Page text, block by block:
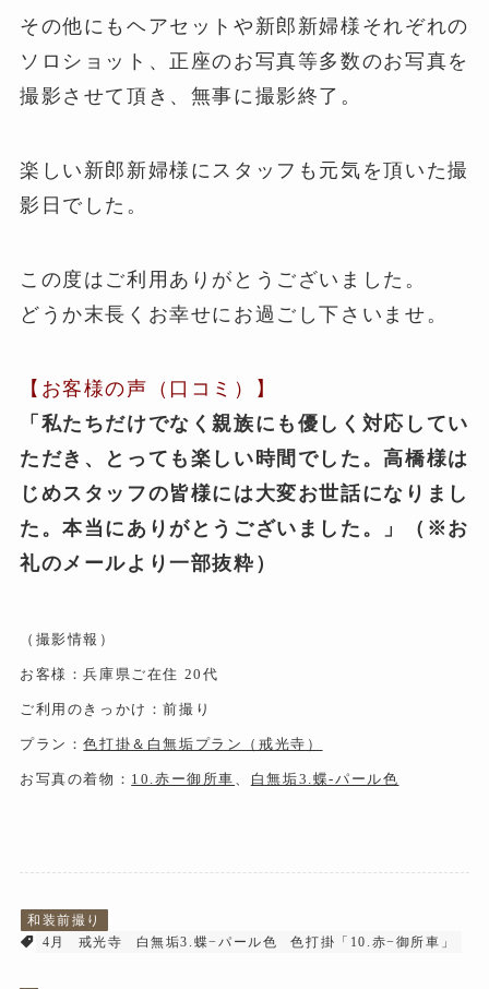
その他にもヘアセットや新郎新婦様それぞれの
ソロショット、正座のお写真等多数のお写真を
撮影させて頂き、無事に撮影終了。
楽しい新郎新婦様にスタッフも元気を頂いた撮
影日でした。
この度はご利用ありがとうございました。
どうか末長くお幸せにお過ごし下さいませ。
【お客様の声（口コミ）】
「私たちだけでなく親族にも優しく対応してい
ただき、とっても楽しい時間でした。高橋様は
じめスタッフの皆様には大変お世話になりまし
た。本当にありがとうございました。
」（※お
礼のメールより一部抜粋）
（撮影情報）
お客様：兵庫県ご在住 20代
ご利用のきっかけ：前撮り
プラン：色打掛＆白無垢プラン（戒光寺）
お写真の着物： 10.赤ー御所車 白無垢3.蝶-パール色
和装前撮り
4月
戒光寺 白無垢3.蝶−パール色 色打掛「10.赤−御所車」